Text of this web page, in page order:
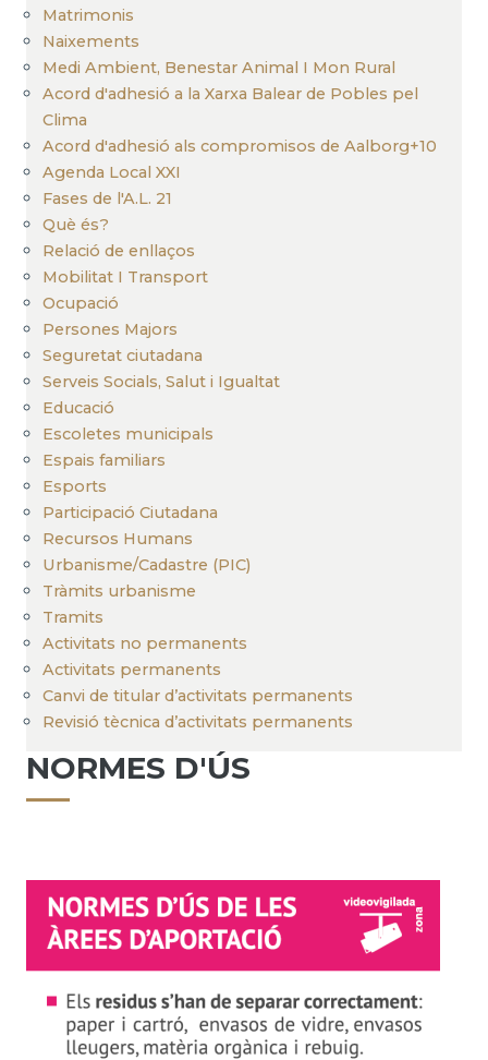
Matrimonis
Naixements
Medi Ambient, Benestar Animal I Mon Rural
Acord d'adhesió a la Xarxa Balear de Pobles pel
Clima
Acord d'adhesió als compromisos de Aalborg+10
Agenda Local XXI
Fases de l'A.L. 21
Què és?
Relació de enllaços
Mobilitat I Transport
Ocupació
Persones Majors
Seguretat ciutadana
Serveis Socials, Salut i Igualtat
Educació
Escoletes municipals
Espais familiars
Esports
Participació Ciutadana
Recursos Humans
Urbanisme/Cadastre (PIC)
Tràmits urbanisme
Tramits
Activitats no permanents
Activitats permanents
Canvi de titular d’activitats permanents
Revisió tècnica d’activitats permanents
NORMES D'ÚS